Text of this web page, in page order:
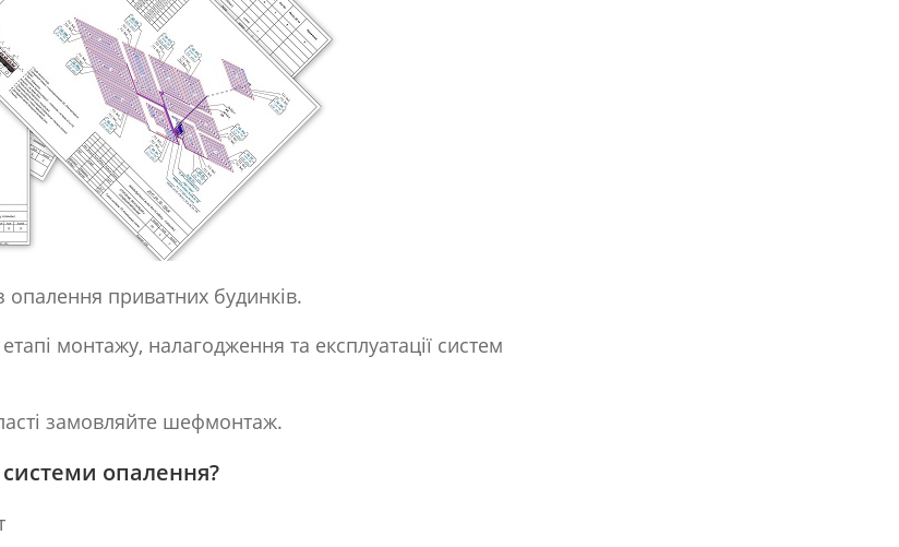
приватних будинків.
монтажу, налагодження та експлуатації систем
замовляйте шефмонтаж.
опалення?